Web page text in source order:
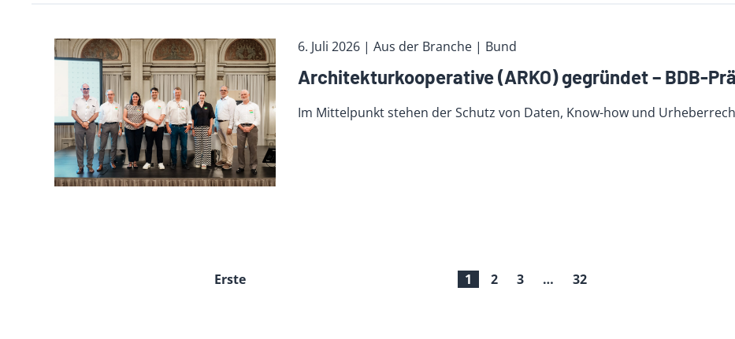
6. Juli 2026 | Aus der Branche | Bund
Archi­tektur­koope­rative (ARKO) gegründet – BDB-
Im Mittelpunkt stehen der Schutz von Daten, Know-how und
Erste 1 2 3 … 32